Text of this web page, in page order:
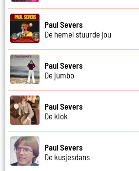
Paul Severs
De hemel stuurde jou
Paul Severs
De jumbo
Paul Severs
De klok
Paul Severs
De kusjesdans